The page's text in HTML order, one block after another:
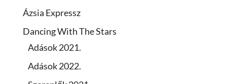
Ázsia Expressz
Dancing With The Stars
Adások 2021.
Adások 2022.